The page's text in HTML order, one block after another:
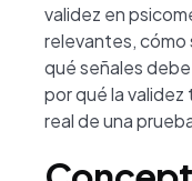
validez en
relevantes, cómo
qué señales
por qué la
real de una